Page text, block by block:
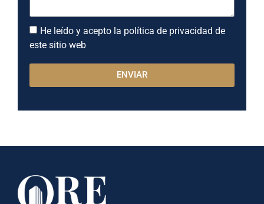
He leído y acepto la política de privacidad de
este sitio web
ENVIAR